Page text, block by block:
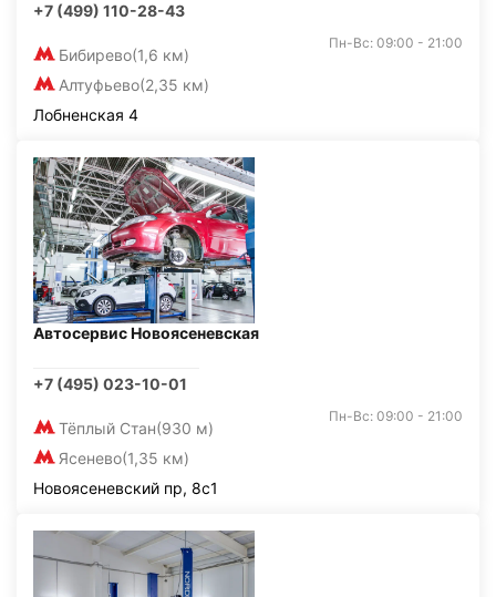
+7 (499) 110-28-43
Бибирево(1,6 км)
Алтуфьево(2,35 км)
Пн-Вс: 09:00 - 21:00
Лобненская 4
Автосервис Новоясеневская
+7 (495) 023-10-01
Тёплый Стан(930 м)
Ясенево(1,35 км)
Пн-Вс: 09:00 - 21:00
Новоясеневский пр, 8с1